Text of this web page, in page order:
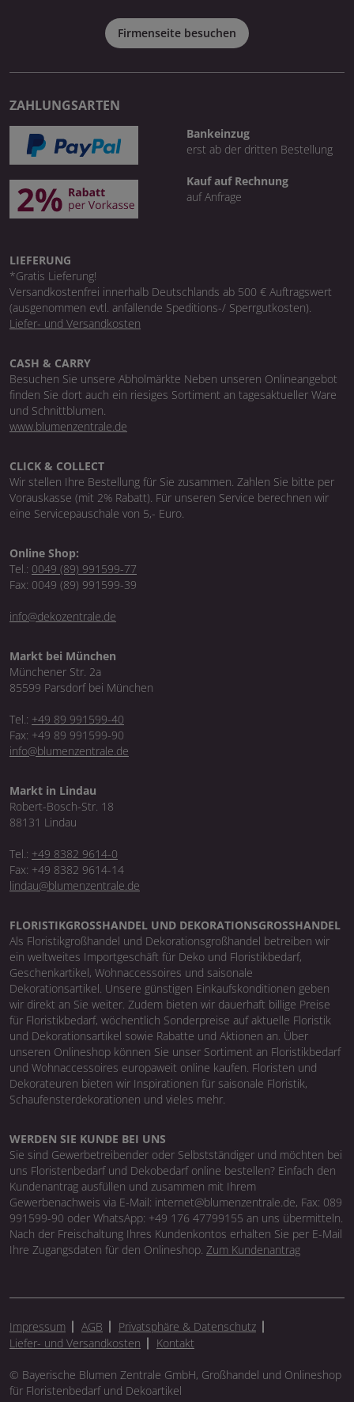
Firmenseite besuchen
ZAHLUNGSARTEN
Bankeinzug
erst ab der dritten Bestellung
Kauf auf Rechnung
auf Anfrage
LIEFERUNG
*Gratis Lieferung!
Versandkostenfrei innerhalb Deutschlands ab 500 € Auftragswert
(ausgenommen evtl. anfallende Speditions-/ Sperrgutkosten).
Liefer- und Versandkosten
CASH & CARRY
Besuchen Sie unsere Abholmärkte Neben unseren Onlineangebot
finden Sie dort auch ein riesiges Sortiment an tagesaktueller Ware
und Schnittblumen.
www.blumenzentrale.de
CLICK & COLLECT
Wir stellen Ihre Bestellung für Sie zusammen. Zahlen Sie bitte per
Vorauskasse (mit 2% Rabatt). Für unseren Service berechnen wir
eine Servicepauschale von 5,- Euro.
Online Shop:
Tel.: 0049 (89) 991599-77
Fax: 0049 (89) 991599-39
info@dekozentrale.de
Markt bei München
Münchener Str. 2a
85599 Parsdorf bei München
Tel.: +49 89 991599-40
Fax: +49 89 991599-90
info@blumenzentrale.de
Markt in Lindau
Robert-Bosch-Str. 18
88131 Lindau
Tel.: +49 8382 9614-0
Fax: +49 8382 9614-14
lindau@blumenzentrale.de
FLORISTIKGROSSHANDEL UND DEKORATIONSGROSSHANDEL
Als Floristikgroßhandel und Dekorationsgroßhandel betreiben wir
ein weltweites Importgeschäft für Deko und Floristikbedarf,
Geschenkartikel, Wohnaccessoires und saisonale
Dekorationsartikel. Unsere günstigen Einkaufskonditionen geben
wir direkt an Sie weiter. Zudem bieten wir dauerhaft billige Preise
für Floristikbedarf, wöchentlich Sonderpreise auf aktuelle Floristik
und Dekorationsartikel sowie Rabatte und Aktionen an. Über
unseren Onlineshop können Sie unser Sortiment an Floristikbedarf
und Wohnaccessoires europaweit online kaufen. Floristen und
Dekorateuren bieten wir Inspirationen für saisonale Floristik,
Schaufensterdekorationen und vieles mehr.
WERDEN SIE KUNDE BEI UNS
Sie sind Gewerbetreibender oder Selbstständiger und möchten bei
uns Floristenbedarf und Dekobedarf online bestellen? Einfach den
Kundenantrag ausfüllen und zusammen mit Ihrem
Gewerbenachweis via E-Mail: internet@blumenzentrale.de, Fax: 089
991599-90 oder WhatsApp: +49 176 47799155 an uns übermitteln.
Nach der Freischaltung Ihres Kundenkontos erhalten Sie per E-Mail
Ihre Zugangsdaten für den Onlineshop. Zum Kundenantrag
Impressum AGB
Privatsphäre & Datenschutz
Liefer- und Versandkosten
Kontakt
© Bayerische Blumen Zentrale GmbH, Großhandel und Onlineshop
für Floristenbedarf und Dekoartikel